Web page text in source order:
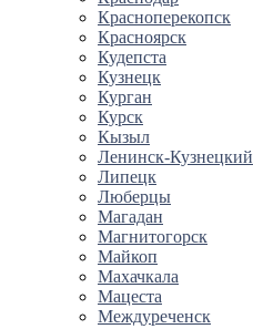
Красноперекопск
Красноярск
Кудепста
Кузнецк
Курган
Курск
Кызыл
Ленинск-Кузнецкий
Липецк
Люберцы
Магадан
Магнитогорск
Майкоп
Махачкала
Мацеста
Междуреченск